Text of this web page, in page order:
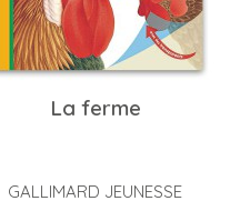
La ferme
GALLIMARD JEUNESSE